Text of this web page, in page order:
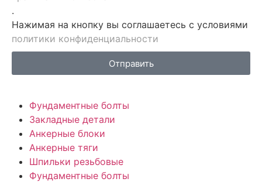
.
Нажимая на кнопку вы соглашаетесь с условиями
политики конфиденциальности
Отправить
Фундаментные болты
Закладные детали
Анкерные блоки
Анкерные тяги
Шпильки резьбовые
Фундаментные болты